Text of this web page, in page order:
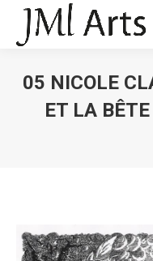
05 NICOLE
ET LA